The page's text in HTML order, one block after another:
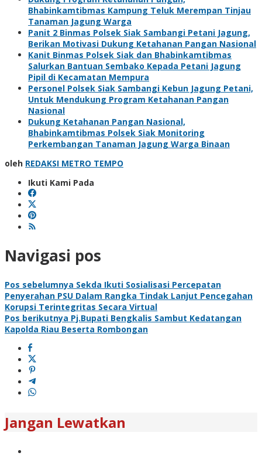
Bhabinkamtibmas Kampung Teluk Merempan Tinjau
Tanaman Jagung Warga
Panit 2 Binmas Polsek Siak Sambangi Petani Jagung,
Berikan Motivasi Dukung Ketahanan Pangan Nasional
Kanit Binmas Polsek Siak dan Bhabinkamtibmas
Salurkan Bantuan Sembako Kepada Petani Jagung
Pipil di Kecamatan Mempura
Personel Polsek Siak Sambangi Kebun Jagung Petani,
Untuk Mendukung Program Ketahanan Pangan
Nasional
Dukung Ketahanan Pangan Nasional,
Bhabinkamtibmas Polsek Siak Monitoring
Perkembangan Tanaman Jagung Warga Binaan
oleh REDAKSI METRO TEMPO
Ikuti Kami Pada
Navigasi pos
Pos sebelumnya Sekda Ikuti Sosialisasi Percepatan
Penyerahan PSU Dalam Rangka Tindak Lanjut Pencegahan
Korupsi Terintegritas Secara Virtual
Pos berikutnya Pj.Bupati Bengkalis Sambut Kedatangan
Kapolda Riau Beserta Rombongan
Jangan Lewatkan